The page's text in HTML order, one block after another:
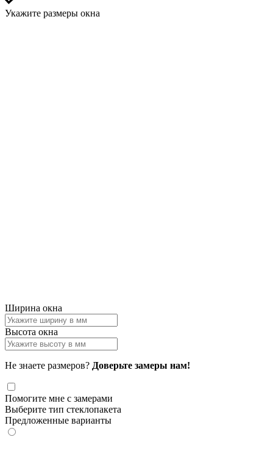
Укажите размеры окна
Ширина окна
Высота окна
Не знаете размеров? Доверьте замеры нам!
Помогите мне с замерами
Выберите тип стеклопакета
Предложенные варианты